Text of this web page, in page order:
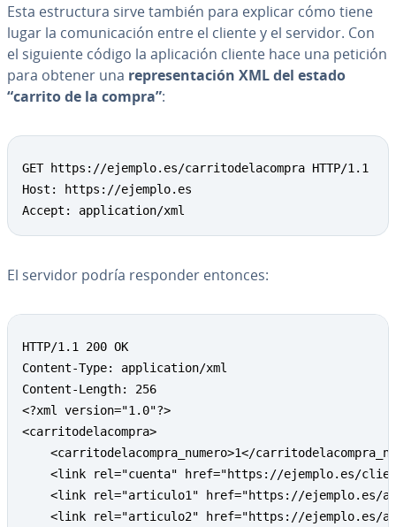
Esta es­tru­c­tu­ra sirve también para explicar cómo tiene
lugar la co­mu­ni­ca­ción entre el cliente y el servidor. Con
el siguiente código la apli­ca­ción cliente hace una petición
para obtener una re­pre­se­n­ta­ción XML del estado
“carrito de la compra”:
GET https://ejemplo.es/carritodelacompra HTTP/1.1
Host: https://ejemplo.es
Accept: application/xml
El servidor podría responder entonces:
HTTP/1.1 200 OK
Content-Type: application/xml
Content-Length: 256
<?xml version="1.0"?>
<carritodelacompra>
<carritodelacompra_numero>1</
<link rel="cuenta" href="https://ejemplo.es/
<link rel="articulo1" href="https://ejemplo.es/
<link rel="articulo2" href="https://ejemplo.es/